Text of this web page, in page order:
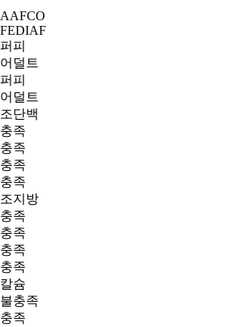
AAFCO
FEDIAF
퍼피
어덜트
퍼피
어덜트
조단백
충족
충족
충족
충족
조지방
충족
충족
충족
충족
칼슘
불충족
충족